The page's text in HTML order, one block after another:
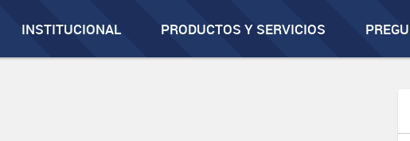
INSTITUCIONAL PRODUCTOS Y SERVICIOS